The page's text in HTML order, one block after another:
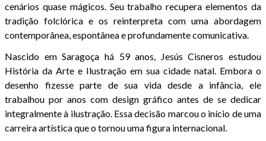
cenários quase mágicos. Seu trabalho recupera elementos da
tradição folclórica e os reinterpreta com uma abordagem
contemporânea, espontânea e profundamente comunicativa.
Nascido em Saragoça há 59 anos, Jesús Cisneros estudou
História da Arte e Ilustração em sua cidade natal. Embora o
desenho fizesse parte de sua vida desde a infância, ele
trabalhou por anos com design gráfico antes de se dedicar
integralmente à ilustração. Essa decisão marcou o início de uma
carreira artística que o tornou uma figura internacional.